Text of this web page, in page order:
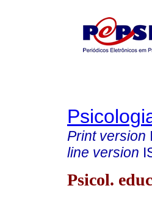
Print version
line version
Psicol.